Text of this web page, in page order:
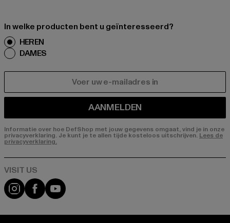
In welke producten bent u geïnteresseerd?
HEREN
DAMES
AANMELDEN
Informatie over hoe DefShop met jouw gegevens omgaat, vind je in onze
privacyverklaring. Je kunt je te allen tijde kosteloos uitschrijven.Lees de
privacyverklaring.
Visit our Instagram page:
Visit our Facebook page:
Visit our YouTube channel: